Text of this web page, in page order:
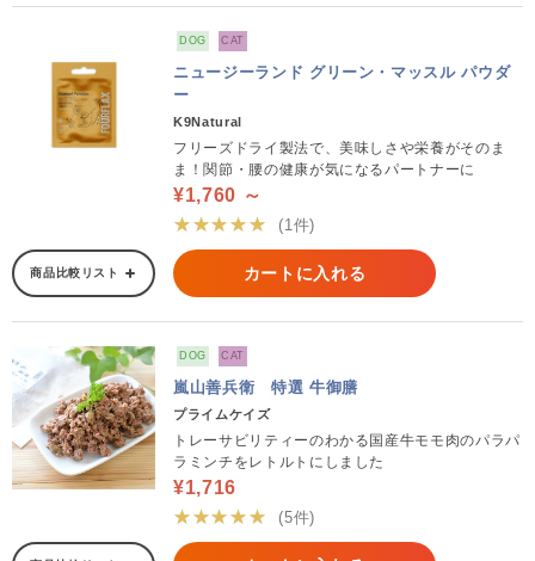
DOG CAT
ニュージーランド グリーン・マッスル パウダ
ー
K9Natural
フリーズドライ製法で、美味しさや栄養がそのま
ま！関節・腰の健康が気になるパートナーに
¥1,760 ～
★★★★★
(1件)
商品比較リスト カートに入れる
DOG CAT
嵐山善兵衛 特選 牛御膳
プライムケイズ
トレーサビリティーのわかる国産牛モモ肉のパラパ
ラミンチをレトルトにしました
¥1,716
★★★★★
(5件)